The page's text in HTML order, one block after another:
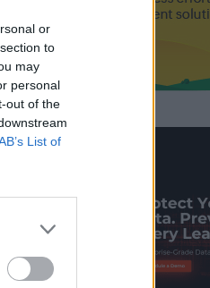
or
to
may
personal
out of the
List of